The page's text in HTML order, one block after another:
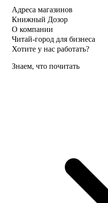
Адреса магазинов
Книжный Дозор
О компании
Читай-город для бизнеса
Хотите у нас работать?
Знаем, что почитать